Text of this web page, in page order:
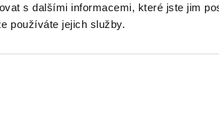
s dalšími informacemi, které jste jim
používáte jejich služby.